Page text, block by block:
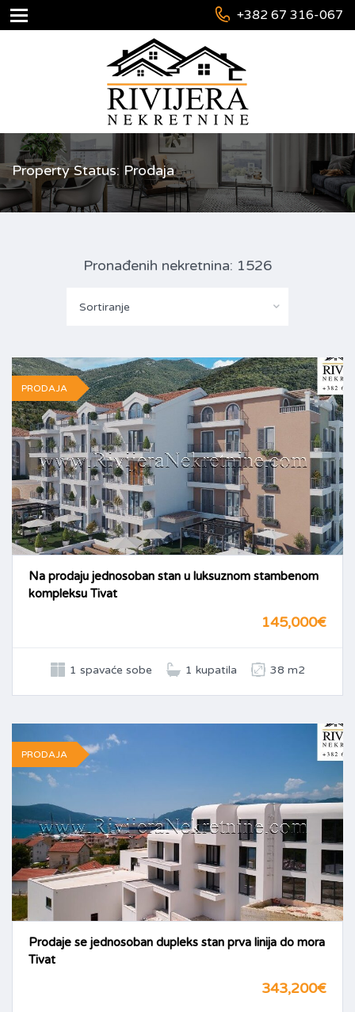
+382 67 316-067
Property Status: Prodaja
Pronađenih nekretnina: 1526
Sortiranje
PRODAJA
Na prodaju jednosoban stan u luksuznom stambenom
kompleksu Tivat
145,000€
1 spavaće sobe 1 kupatila 38 m2
PRODAJA
Prodaje se jednosoban dupleks stan prva linija do mora
Tivat
343,200€